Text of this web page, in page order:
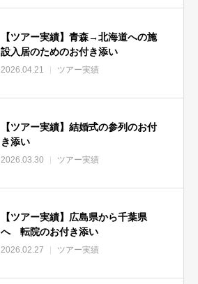
【ツアー実績】青森→北海道への施
設入居のためのお付き添い
2026.04.21 ツアー実績
【ツアー実績】結婚式の参列のお付
き添い
2026.03.30 ツアー実績
【ツアー実績】広島県から千葉県
へ 転院のお付き添い
2026.02.27 ツアー実績